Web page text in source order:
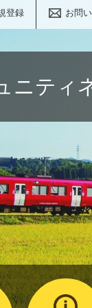
登録 お問
ニティ